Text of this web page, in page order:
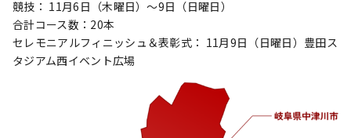
競技： 11月6日（木曜日）～9日（日曜日）
合計コース数：20本
セレモニアルフィニッシュ＆表彰式： 11月9日（日曜日）豊田ス
タジアム西イベント広場